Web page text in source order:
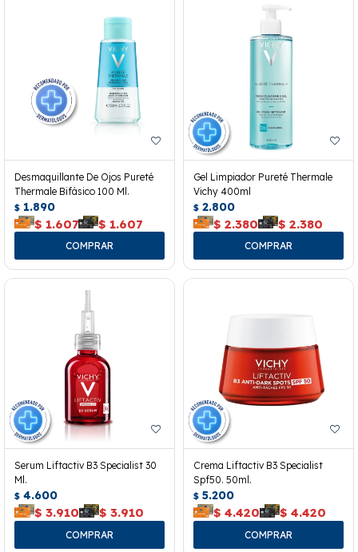
Desmaquillante De Ojos Pureté
Thermale Bifásico 100 Ml.
$ 1.890
$ 1.607 $ 1.607
Gel Limpiador Pureté Thermale
Vichy 400ml
$ 2.800
$ 2.380 $ 2.380
Serum Liftactiv B3 Specialist 30
Ml.
$ 4.600
$ 3.910 $ 3.910
Crema Liftactiv B3 Specialist
Spf50. 50ml.
$ 5.200
$ 4.420 $ 4.420